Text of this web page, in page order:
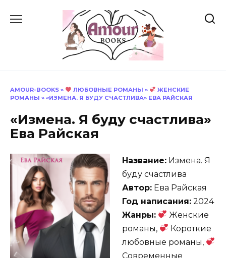
AMOUR-BOOKS » ЛЮБОВНЫЕ РОМАНЫ »
ЖЕНСКИЕ
РОМАНЫ » «ИЗМЕНА. Я БУДУ СЧАСТЛИВА» ЕВА РАЙСКАЯ
«Измена. Я буду счастлива»
Ева Райская
Название: Измена. Я
буду счастлива
Автор: Ева Райская
Год написания: 2024
Жанры:
Женские
романы,
Короткие
любовные романы,
Современные